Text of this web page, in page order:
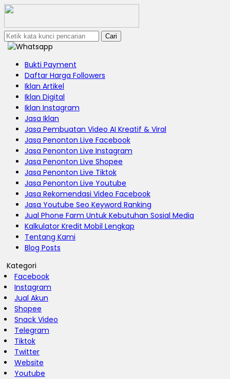
Cari
Bukti Payment
Daftar Harga Followers
Iklan Artikel
Iklan Digital
Iklan Instagram
Jasa Iklan
Jasa Pembuatan Video AI Kreatif & Viral
Jasa Penonton Live Facebook
Jasa Penonton Live Instagram
Jasa Penonton Live Shopee
Jasa Penonton Live Tiktok
Jasa Penonton Live Youtube
Jasa Rekomendasi Video Facebook
Jasa Youtube Seo Keyword Ranking
Jual Phone Farm Untuk Kebutuhan Sosial Media
Kalkulator Kredit Mobil Lengkap
Tentang Kami
Blog Posts
Kategori
Facebook
Instagram
Jual Akun
Shopee
Snack Video
Telegram
Tiktok
Twitter
Website
Youtube